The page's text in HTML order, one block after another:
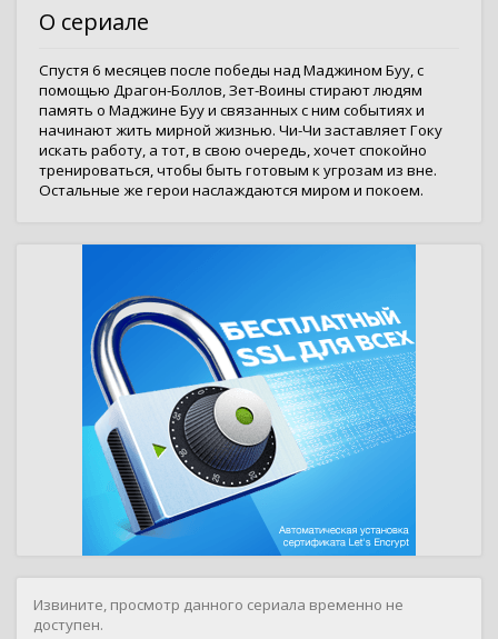
О сериале
Спустя 6 месяцев после победы над Маджином Буу, с
помощью Драгон-Боллов, Зет-Воины стирают людям
память о Маджине Буу и связанных с ним событиях и
начинают жить мирной жизнью. Чи-Чи заставляет Гоку
искать работу, а тот, в свою очередь, хочет спокойно
тренироваться, чтобы быть готовым к угрозам из вне.
Остальные же герои наслаждаются миром и покоем.
Извините, просмотр данного сериала временно не
доступен.